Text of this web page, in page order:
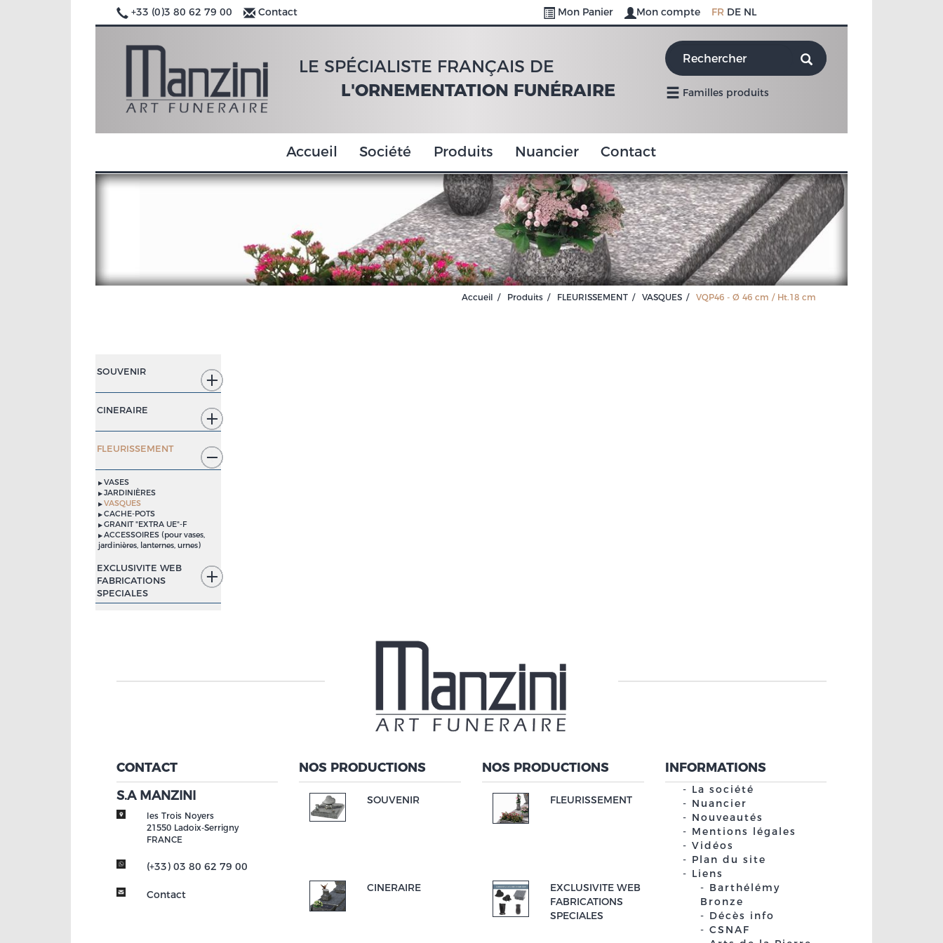
+33 (0)3 80 62 79 00 Contact Mon Panier Mon compte FR DE NL
LE SPÉCIALISTE FRANÇAIS DE
L'ORNEMENTATION FUNÉRAIRE
Familles produits
Accueil Société Produits Nuancier Contact
Accueil Produits FLEURISSEMENT VASQUES VQP46 - Ø 46 cm / Ht.18 cm
SOUVENIR
CINERAIRE
FLEURISSEMENT
VASES
JARDINIÈRES
VASQUES
CACHE-POTS
GRANIT "EXTRA UE"-F
ACCESSOIRES (pour vases,
jardinières, lanternes, urnes)
EXCLUSIVITE WEB
FABRICATIONS
SPECIALES
CONTACT
S.A MANZINI
les Trois Noyers
21550 Ladoix-Serrigny
FRANCE
(+33) 03 80 62 79 00
Contact
NOS PRODUCTIONS
SOUVENIR
CINERAIRE
NOS PRODUCTIONS
FLEURISSEMENT
EXCLUSIVITE WEB
FABRICATIONS
SPECIALES
INFORMATIONS
La société
Nuancier
Nouveautés
Mentions légales
Vidéos
Plan du site
Liens
Barthélémy
Bronze
Décès info
CSNAF